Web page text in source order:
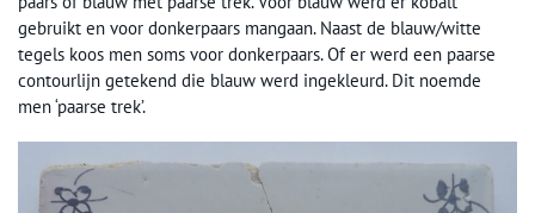
gebruikt en voor donkerpaars mangaan. Naast de blauw/witte
tegels koos men soms voor donkerpaars. Of er werd een paarse
contourlijn getekend die blauw werd ingekleurd. Dit noemde
men ‘paarse trek’.